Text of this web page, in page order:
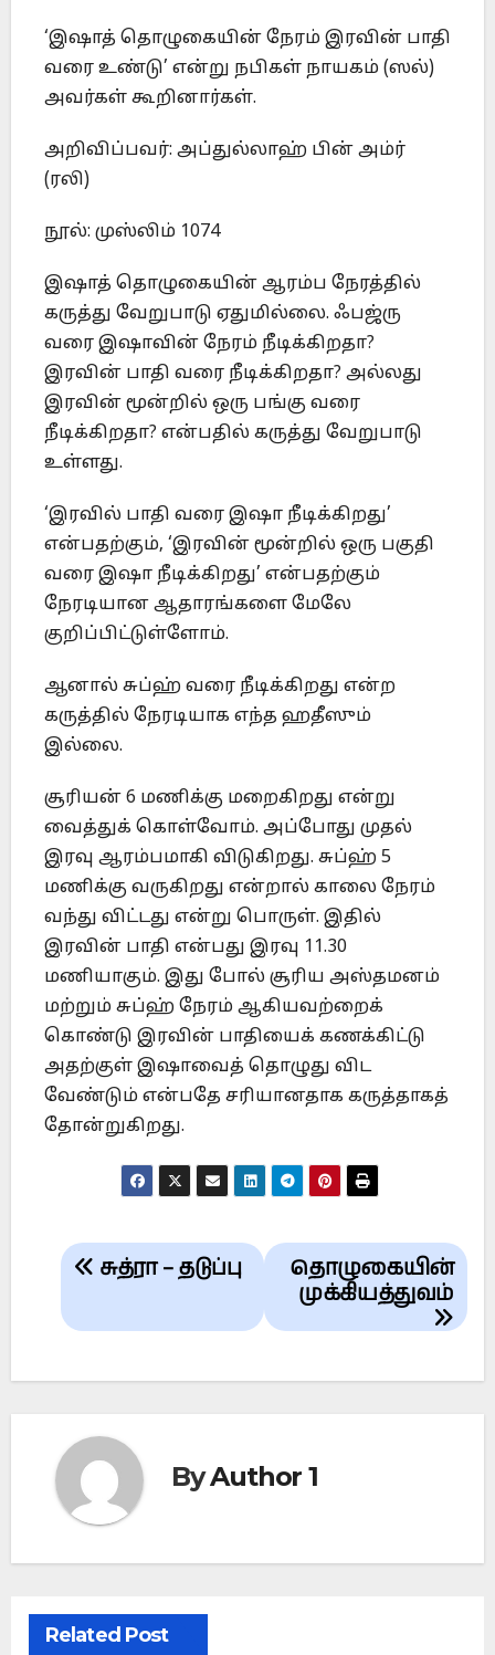
‘இஷாத் தொழுகையின் நேரம் இரவின் பாதி
வரை உண்டு’ என்று நபிகள் நாயகம் (ஸல்)
அவர்கள் கூறினார்கள்.
அறிவிப்பவர்: அப்துல்லாஹ் பின் அம்ர்
(ரலி)
நூல்: முஸ்லிம் 1074
இஷாத் தொழுகையின் ஆரம்ப நேரத்தில்
கருத்து வேறுபாடு ஏதுமில்லை. ஃபஜ்ரு
வரை இஷாவின் நேரம் நீடிக்கிறதா?
இரவின் பாதி வரை நீடிக்கிறதா? அல்லது
இரவின் மூன்றில் ஒரு பங்கு வரை
நீடிக்கிறதா? என்பதில் கருத்து வேறுபாடு
உள்ளது.
‘இரவில் பாதி வரை இஷா நீடிக்கிறது’
என்பதற்கும், ‘இரவின் மூன்றில் ஒரு பகுதி
வரை இஷா நீடிக்கிறது’ என்பதற்கும்
நேரடியான ஆதாரங்களை மேலே
குறிப்பிட்டுள்ளோம்.
ஆனால் சுப்ஹ் வரை நீடிக்கிறது என்ற
கருத்தில் நேரடியாக எந்த ஹதீஸும்
இல்லை.
சூரியன் 6 மணிக்கு மறைகிறது என்று
வைத்துக் கொள்வோம். அப்போது முதல்
இரவு ஆரம்பமாகி விடுகிறது. சுப்ஹ் 5
மணிக்கு வருகிறது என்றால் காலை நேரம்
வந்து விட்டது என்று பொருள். இதில்
இரவின் பாதி என்பது இரவு 11.30
மணியாகும். இது போல் சூரிய அஸ்தமனம்
மற்றும் சுப்ஹ் நேரம் ஆகியவற்றைக்
கொண்டு இரவின் பாதியைக் கணக்கிட்டு
அதற்குள் இஷாவைத் தொழுது விட
வேண்டும் என்பதே சரியானதாக கருத்தாகத்
தோன்றுகிறது.
Post
navigation
தொழுகையின்
முக்கியத்துவம்
சுத்ரா – தடுப்பு
ByAuthor 1
Related Post